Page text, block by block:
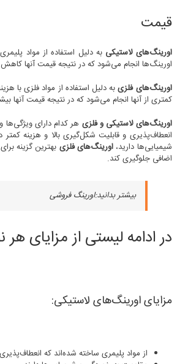
قیمت
اورینگ‌های لاستیکی به دلیل استفاده از مواد
اورینگ‌ها انجام می‌شود که در نتیجه قیمت آنها
اورینگ‌های فلزیبه دلیل استفاده از مواد فلزی با
کمتری از آنها انجام می‌شود که در نتیجه قیمت آنها
اورینگ‌های لاستیکی و فلزی هر کدام دارای ویژگی‌ها
انعطاف‌پذیری و قابلیت شکل‌گیری بالا و هزینه کمتر
شیمیایی‌ها دارید، اورینگ‌های فلزی بهترین گزینه
اضافی جلوگیری کند.
بیشتر بدانید:اورینگ فروشی
در ادامه لیستی از مزایای هر
مزایای اورینگ‌های لاستیکی:
از مواد پلیمری ساخته شده‌اند که